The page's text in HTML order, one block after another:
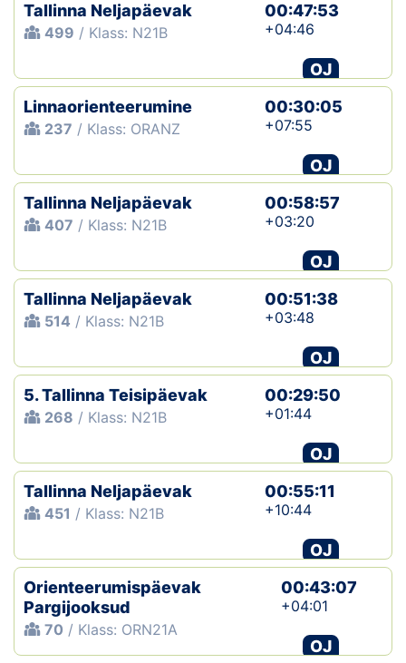
Tallinna Neljapäevak
499 / Klass: N21B
00:47:53
+04:46
OJ
Linnaorienteerumine
237 / Klass: ORANZ
00:30:05
+07:55
OJ
Tallinna Neljapäevak
407 / Klass: N21B
00:58:57
+03:20
OJ
Tallinna Neljapäevak
514 / Klass: N21B
00:51:38
+03:48
OJ
5. Tallinna Teisipäevak
268 / Klass: N21B
00:29:50
+01:44
OJ
Tallinna Neljapäevak
451 / Klass: N21B
00:55:11
+10:44
OJ
Orienteerumispäevak
Pargijooksud
70 / Klass: ORN21A
00:43:07
+04:01
OJ